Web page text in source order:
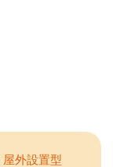
外設置型